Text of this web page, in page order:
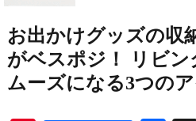
お出かけグッズの収
がベスポジ！ リビン
ムーズになる3つの